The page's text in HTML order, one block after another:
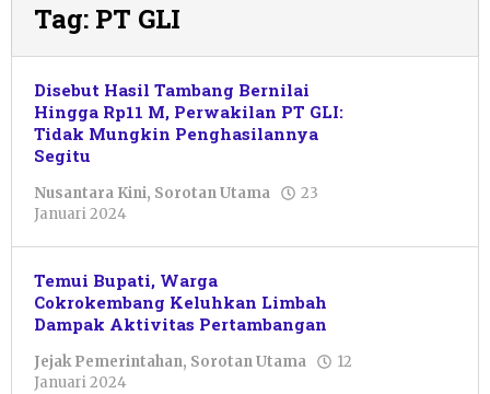
Tag: PT GLI
Disebut Hasil Tambang Bernilai
Hingga Rp11 M, Perwakilan PT GLI:
Tidak Mungkin Penghasilannya
Segitu
Nusantara Kini, Sorotan Utama
23
Januari 2024
Shalahuddin
Temui Bupati, Warga
Cokrokembang Keluhkan Limbah
Dampak Aktivitas Pertambangan
Jejak Pemerintahan, Sorotan Utama
12
Januari 2024